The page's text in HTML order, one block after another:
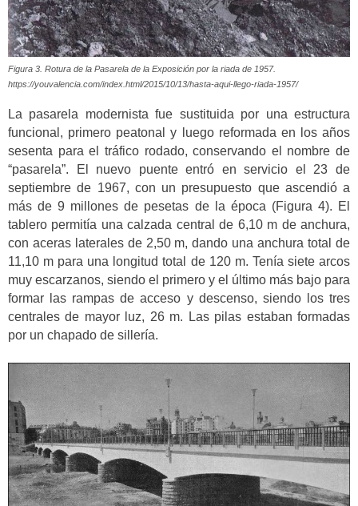
Figura 3. Rotura de la Pasarela de la Exposición por la riada de 1957.
https://youvalencia.com/index.html/2015/10/13/hasta-aqui-llego-riada-1957/
La pasarela modernista fue sustituida por una estructura
funcional, primero peatonal y luego reformada en los años
sesenta para el tráfico rodado, conservando el nombre de
“pasarela”. El nuevo puente entró en servicio el 23 de
septiembre de 1967, con un presupuesto que ascendió a
más de 9 millones de pesetas de la época (Figura 4). El
tablero permitía una calzada central de 6,10 m de anchura,
con aceras laterales de 2,50 m, dando una anchura total de
11,10 m para una longitud total de 120 m. Tenía siete arcos
muy escarzanos, siendo el primero y el último más bajo para
formar las rampas de acceso y descenso, siendo los tres
centrales de mayor luz, 26 m. Las pilas estaban formadas
por un chapado de sillería.